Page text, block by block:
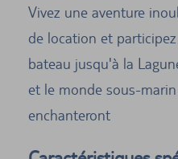
Vivez une aventure
de location et
bateau jusqu'à la
et le monde sous-
enchanteront